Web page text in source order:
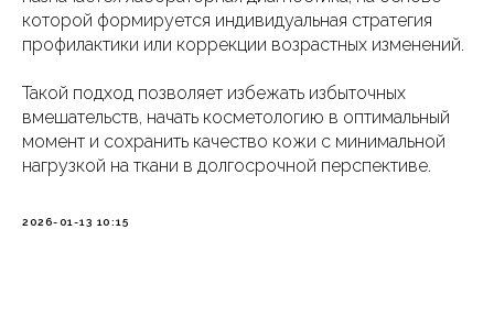
которой формируется индивидуальная стратегия
профилактики или коррекции возрастных изменений.
Такой подход позволяет избежать избыточных
вмешательств, начать косметологию в оптимальный
момент и сохранить качество кожи с минимальной
нагрузкой на ткани в долгосрочной перспективе.
2026-01-13 10:15